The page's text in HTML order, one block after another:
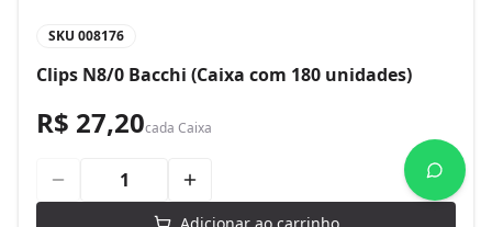
SKU 008176
Clips N8/0 Bacchi (Caixa com 180 unidades)
R$ 27,20cada Caixa